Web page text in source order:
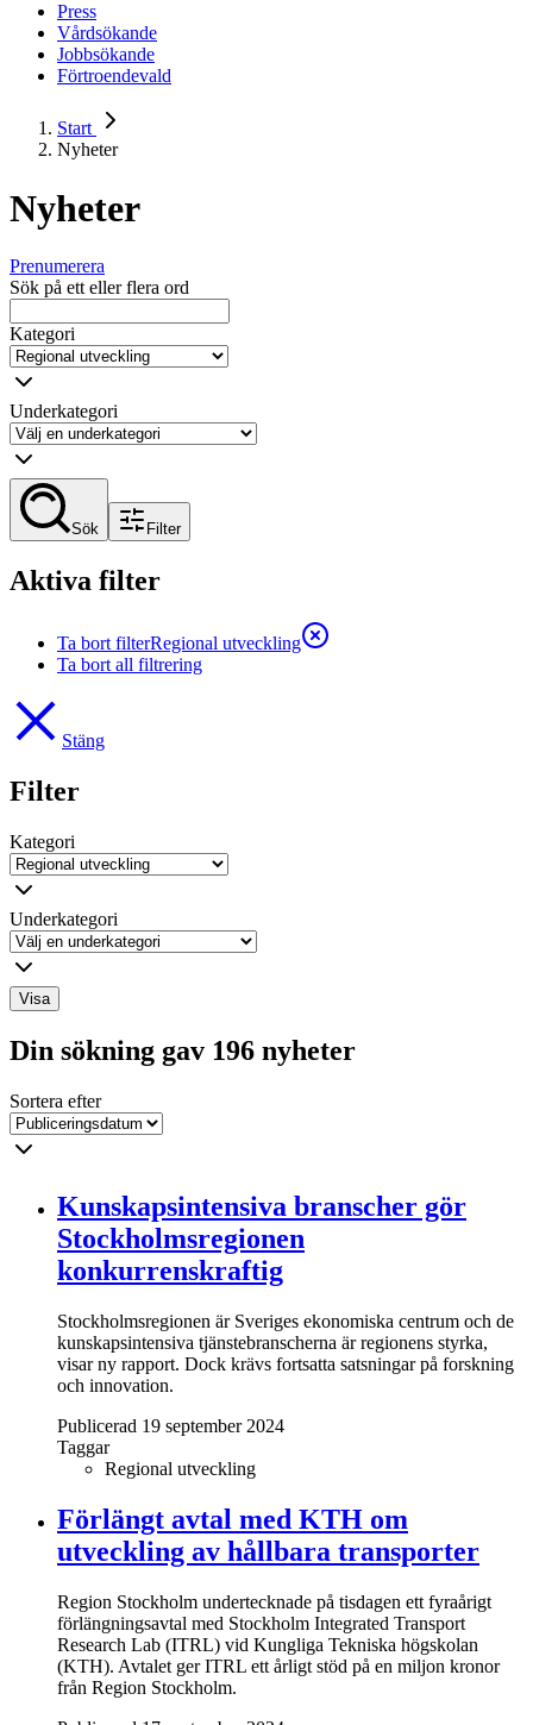
Press
Vårdsökande
Jobbsökande
Förtroendevald
Start
Nyheter
Nyheter
Prenumerera
Sök på ett eller flera ord
Kategori
Underkategori
Sök Filter
Aktiva filter
Ta bort filterRegional utveckling
Ta bort all filtrering
Stäng
Filter
Kategori
Underkategori
Visa
Din sökning gav 196 nyheter
Sortera efter
Kunskapsintensiva branscher gör
Stockholmsregionen
konkurrenskraftig
Stockholmsregionen är Sveriges ekonomiska centrum och de
kunskapsintensiva tjänstebranscherna är regionens styrka,
visar ny rapport. Dock krävs fortsatta satsningar på forskning
och innovation.
Publicerad 19 september 2024
Taggar
Regional utveckling
Förlängt avtal med KTH om
utveckling av hållbara transporter
Region Stockholm undertecknade på tisdagen ett fyraårigt
förlängningsavtal med Stockholm Integrated Transport
Research Lab (ITRL) vid Kungliga Tekniska högskolan
(KTH). Avtalet ger ITRL ett årligt stöd på en miljon kronor
från Region Stockholm.